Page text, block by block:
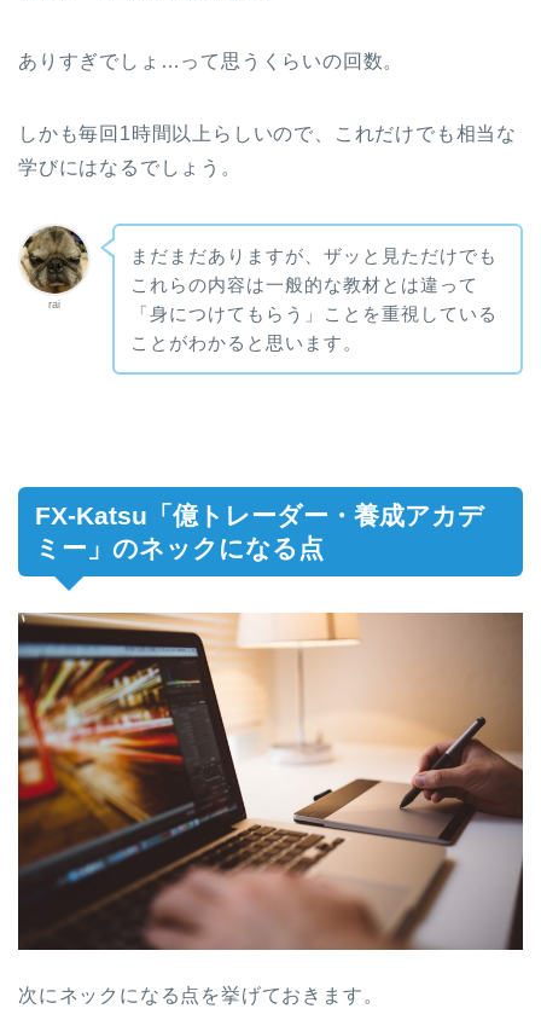
ありすぎでしょ…って思うくらいの回数。
しかも毎回1時間以上らしいので、これだけでも相当な
学びにはなるでしょう。
rai
まだまだありますが、ザッと見ただけでも
これらの内容は一般的な教材とは違って
「身につけてもらう」ことを重視している
ことがわかると思います。
FX-Katsu「億トレーダー・養成アカデ
ミー」のネックになる点
次にネックになる点を挙げておきます。